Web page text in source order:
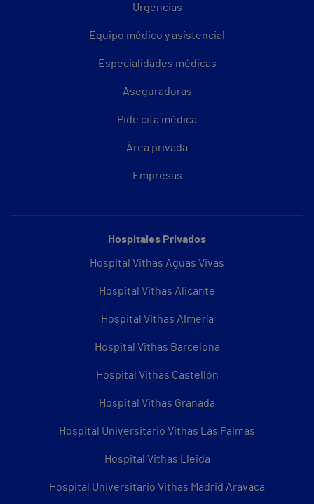
Urgencias
Equipo médico y asistencial
Especialidades médicas
Aseguradoras
Pide cita médica
Área privada
Empresas
Hospitales Privados
Hospital Vithas Aguas Vivas
Hospital Vithas Alicante
Hospital Vithas Almería
Hospital Vithas Barcelona
Hospital Vithas Castellón
Hospital Vithas Granada
Hospital Universitario Vithas Las Palmas
Hospital Vithas Lleida
Hospital Universitario Vithas Madrid Aravaca